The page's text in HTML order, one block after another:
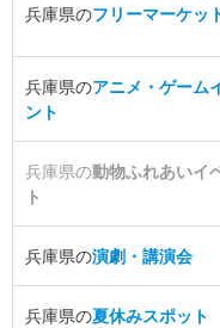
兵庫県のフリーマーケッ
兵庫県のアニメ・ゲーム
ント
兵庫県の動物ふれあいイ
ト
兵庫県の演劇・講演会
兵庫県の夏休みスポット